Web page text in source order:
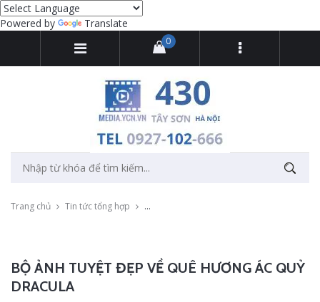
Powered by Translate
0
Trang chủ Tin tức tổng hợp Bộ ảnh tuyệt đẹp về quê hương ác quỷ
BỘ ẢNH TUYỆT ĐẸP VỀ QUÊ HƯƠNG ÁC QUỶ
DRACULA